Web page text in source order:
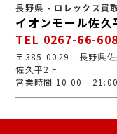
長野県 - ロレックス買
イオンモール佐久
TEL 0267-66-
〒385-0029 長野県佐
佐久平2Ｆ
営業時間 10:00 - 21:00